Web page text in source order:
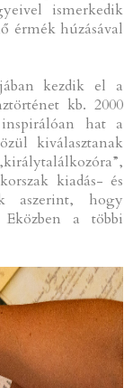
ismerkedik
érmék húzásával
kezdik el a
kb. 2000
hat a
kiválasztanak
kiadás- és
aszerint, hogy
a többi